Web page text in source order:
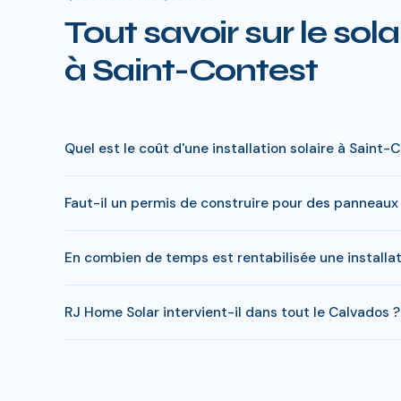
Tout savoir sur le
à Saint-Contest
Quel est le coût d'une installation solaire à Saint-
à charge peut descendre sous 4 000 € pour une
Faut-il un permis de construire pour des
s'appliquer. RJ Home Solar gère toutes ces démarches
En combien de temps est rentabilisée une
economies entre 20 000 et 35 000 €.
RJ Home Solar intervient-il dans tout le Calvados ?